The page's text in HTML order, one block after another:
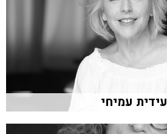
עידית עמיחי